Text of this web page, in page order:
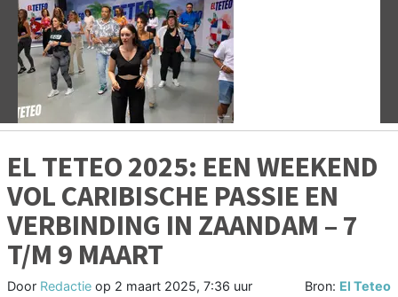
Vorige
EL TETEO 2025: EEN WEEKEND
VOL CARIBISCHE PASSIE EN
VERBINDING IN ZAANDAM – 7
T/M 9 MAART
Door Redactie op 2 maart 2025, 7:36 uur Bron: El Teteo